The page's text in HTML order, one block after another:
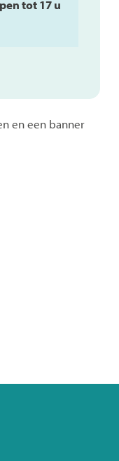
tot 17 u